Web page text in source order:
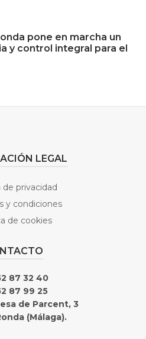
pone en marcha un
y control integral para el
LEGAL
de privacidad
y condiciones
de cookies
87 32 40
87 99 25
de Parcent, 3
(Málaga).